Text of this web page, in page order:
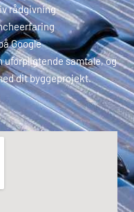
rådgivning
Google
uforpligtende samtale, og
dit byggeprojekt.